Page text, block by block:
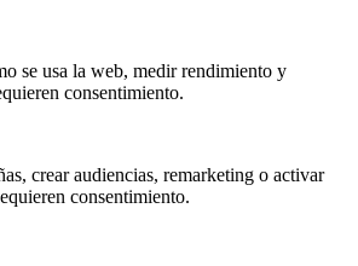
se usa la web, medir rendimiento y
consentimiento.
crear audiencias, remarketing o activar
consentimiento.